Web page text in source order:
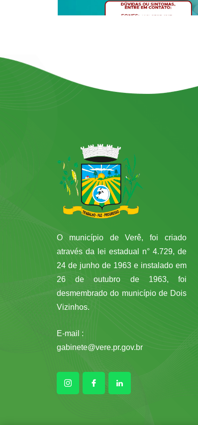
O município de Verê, foi criado
através da lei estadual n° 4.729, de
24 de junho de 1963 e instalado em
26 de outubro de 1963, foi
desmembrado do município de Dois
Vizinhos.
E-mail :
gabinete@vere.pr.gov.br